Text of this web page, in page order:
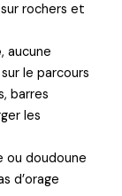
rochers et
, aucune
le parcours
barres
les
ou doudoune
d’orage